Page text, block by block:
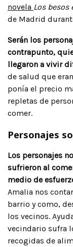
novela Los besos
de Madrid
Serán los
contrapunto,
llegaron a vivir
de salud que
ponía el precio
repletas de
comer.
Personajes
Los personajes
sufrieron al
medio de
Amalia nos
barrio y como,
los vecinos.
vecindario sufra
recogidas de